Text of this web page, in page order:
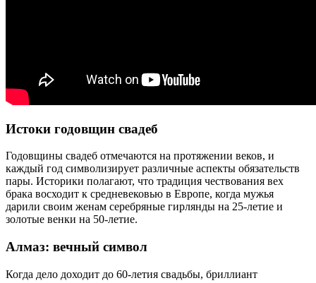
Истоки годовщин свадеб
Годовщины свадеб отмечаются на протяжении веков, и
каждый год символизирует различные аспекты обязательств
пары. Историки полагают, что традиция чествования вех
брака восходит к средневековью в Европе, когда мужья
дарили своим женам серебряные гирлянды на 25-летие и
золотые венки на 50-летие.
Алмаз: вечный символ
Когда дело доходит до 60-летия свадьбы, бриллиант